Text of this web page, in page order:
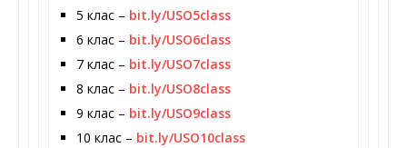
5 клас – bit.ly/USO5class
6 клас – bit.ly/USO6class
7 клас – bit.ly/USO7class
8 клас – bit.ly/USO8class
9 клас – bit.ly/USO9class
10 клас – bit.ly/USO10class